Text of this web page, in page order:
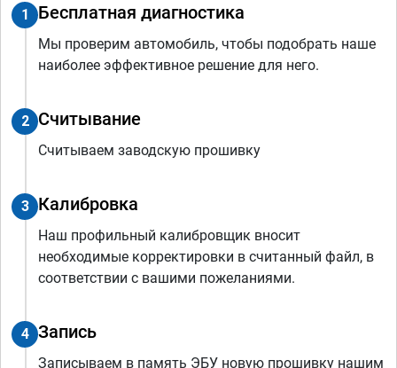
1 Бесплатная диагностика
Мы проверим автомобиль, чтобы подобрать наше
наиболее эффективное решение для него.
2 Считывание
Считываем заводскую прошивку
3 Калибровка
Наш профильный калибровщик вносит
необходимые корректировки в считанный файл, в
соответствии с вашими пожеланиями.
4 Запись
Записываем в память ЭБУ новую прошивку нашим